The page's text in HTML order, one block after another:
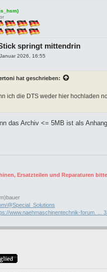
springt mittendrin
2026, 16:55
hat geschrieben:
ich die DTS weder hier hochladen
das Archiv <= 5MB ist als
Ersatzteilen und Reparaturen
@Special_Solutions
www.naehmaschinentechnik-forum. ...